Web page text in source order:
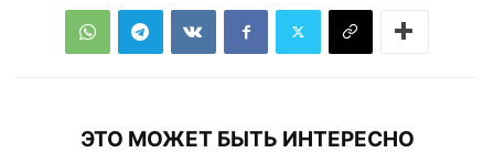
ЭТО МОЖЕТ БЫТЬ ИНТЕРЕСНО